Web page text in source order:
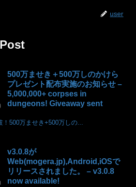
user
500万ませき＋500万しのかけら
プレゼント配布実施のお知らせ –
5,000,000+ corpses in
dungeons! Giveaway sent
500万ませき+500万しの...
v3.0.8が
Web(mogera.jp),Android,iOSで
リリースされました。 – v3.0.8
now available!